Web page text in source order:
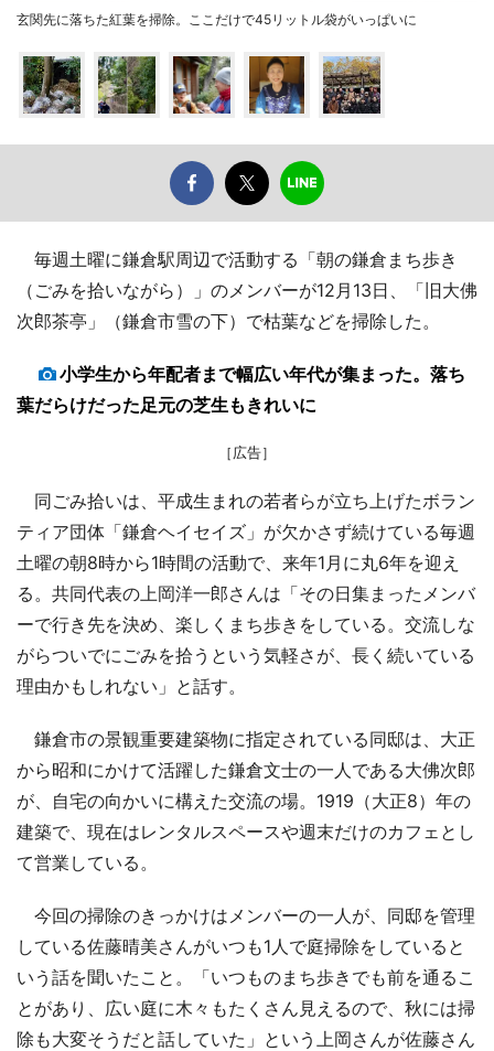
玄関先に落ちた紅葉を掃除。ここだけで45リットル袋がいっぱいに
毎週土曜に鎌倉駅周辺で活動する「朝の鎌倉まち歩き
（ごみを拾いながら）」のメンバーが12月13日、「旧大佛
次郎茶亭」（鎌倉市雪の下）で枯葉などを掃除した。
小学生から年配者まで幅広い年代が集まった。落ち
葉だらけだった足元の芝生もきれいに
［広告］
同ごみ拾いは、平成生まれの若者らが立ち上げたボラン
ティア団体「鎌倉ヘイセイズ」が欠かさず続けている毎週
土曜の朝8時から1時間の活動で、来年1月に丸6年を迎え
る。共同代表の上岡洋一郎さんは「その日集まったメンバ
ーで行き先を決め、楽しくまち歩きをしている。交流しな
がらついでにごみを拾うという気軽さが、長く続いている
理由かもしれない」と話す。
鎌倉市の景観重要建築物に指定されている同邸は、大正
から昭和にかけて活躍した鎌倉文士の一人である大佛次郎
が、自宅の向かいに構えた交流の場。1919（大正8）年の
建築で、現在はレンタルスペースや週末だけのカフェとし
て営業している。
今回の掃除のきっかけはメンバーの一人が、同邸を管理
している佐藤晴美さんがいつも1人で庭掃除をしていると
いう話を聞いたこと。「いつものまち歩きでも前を通るこ
とがあり、広い庭に木々もたくさん見えるので、秋には掃
除も大変そうだと話していた」という上岡さんが佐藤さん